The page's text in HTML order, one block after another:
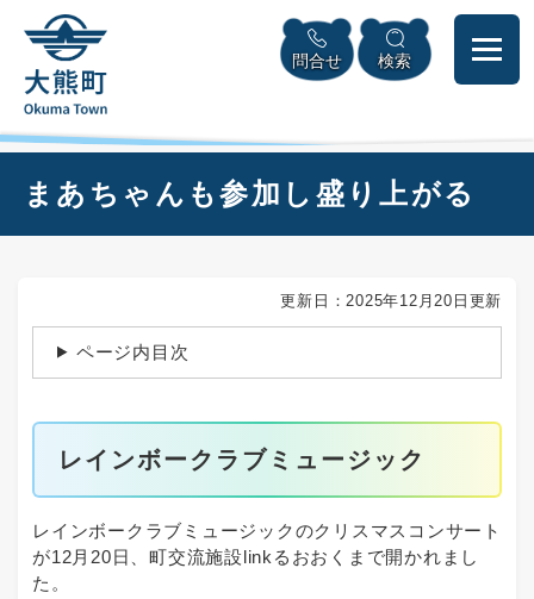
頭
メニューを飛ばして本文へ
問合せ 検索
まあちゃんも参加し盛り上がる
更新日：2025年12月20日更新
ページ内目次
レインボークラブミュージック
レインボークラブミュージックのクリスマスコンサート
が12月20日、町交流施設linkるおおくまで開かれまし
た。